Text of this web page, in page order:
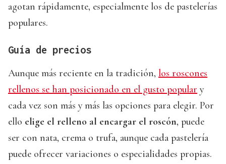
agotan rápidamente, especialmente los de pastelerías
populares.
Guía de precios
Aunque más reciente en la tradición, los roscones
rellenos se han posicionado en el gusto popular y
cada vez son más y más las opciones para elegir. Por
ello elige el relleno al encargar el roscón, puede
ser con nata, crema o trufa, aunque cada pastelería
puede ofrecer variaciones o especialidades propias.